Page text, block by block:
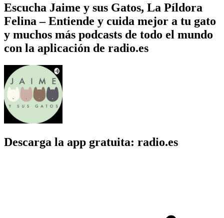
Escucha Jaime y sus Gatos, La Píldora
Felina – Entiende y cuida mejor a tu gato
y muchos más podcasts de todo el mundo
con la aplicación de radio.es
Descarga la app gratuita: radio.es